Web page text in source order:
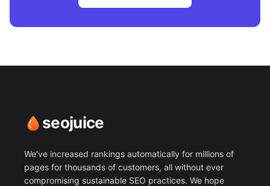
seojuice
We've increased rankings automatically for millions of
pages for thousands of customers, all without ever
compromising sustainable SEO practices. We hope